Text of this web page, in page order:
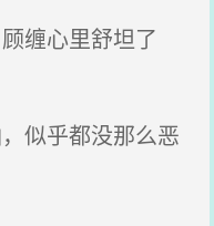
缠心里舒坦了
似乎都没那么恶